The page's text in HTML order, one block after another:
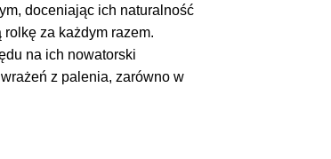
doceniając ich naturalność
za każdym razem.
na ich nowatorski
z palenia, zarówno w